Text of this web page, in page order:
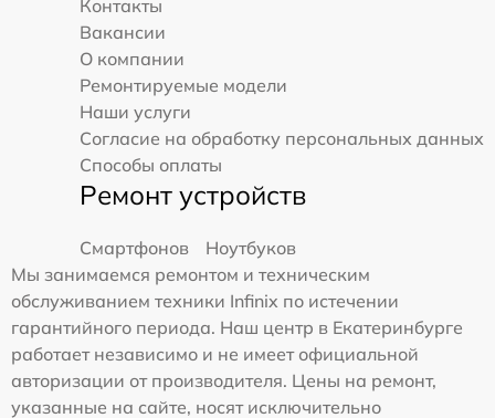
Контакты
Вакансии
О компании
Ремонтируемые модели
Наши услуги
Согласие на обработку персональных данных
Способы оплаты
Ремонт устройств
Смартфонов
Ноутбуков
Мы занимаемся ремонтом и техническим
обслуживанием техники Infinix по истечении
гарантийного периода. Наш центр в Екатеринбурге
работает независимо и не имеет официальной
авторизации от производителя. Цены на ремонт,
указанные на сайте, носят исключительно